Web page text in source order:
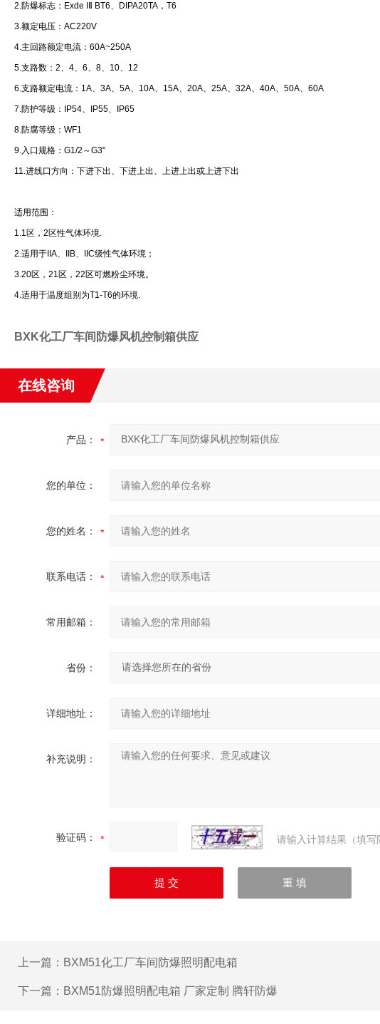
2.防爆标志：Exde IⅡ BT6、DIPA20TA，T6
3.额定电压：AC220V
4.主回路额定电流：60A~250A
5.支路数：2、4、6、8、10、12
6.支路额定电流：1A、3A、5A、10A、15A、20A、25A、32A、40A、50A、60A
7.防护等级：IP54、IP55、IP65
8.防腐等级：WF1
9.入口规格：G1/2～G3"
11.进线口方向：下进下出、下进上出、上进上出或上进下出
适用范围：
1.1区，2区性气体环境.
2.适用于IIA、IIB、IIC级性气体环境；
3.20区，21区，22区可燃粉尘环境。
4.适用于温度组别为T1-T6的环境.
BXK化工厂车间防爆风机控制箱供应
在线咨询
产品：
您的单位：
您的姓名：
联系电话：
常用邮箱：
省份：
详细地址：
补充说明：
验证码： 请输入计算结果（填
上一篇： BXM51化工厂车间防爆照明配电箱
下一篇： BXM51防爆照明配电箱 厂家定制 腾轩防爆